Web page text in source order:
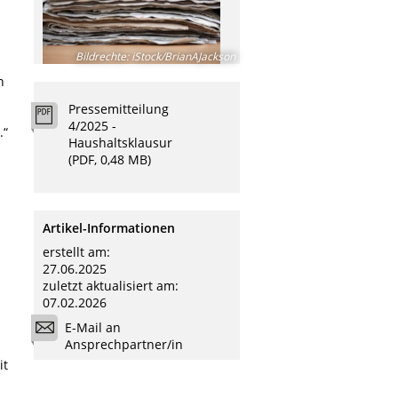
Bildrechte:iStock/BrianAJackson
Pressemitteilung
4/2025 -
Haushaltsklausur
(PDF, 0,48 MB)
Artikel-Informationen
erstellt am:
27.06.2025
zuletzt aktualisiert am:
07.02.2026
E-Mail an
Ansprechpartner/in